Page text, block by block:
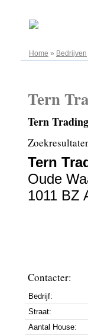
Home » Bedrijven
Tern
Tern
Tern
Oude
1011 BZ
Contacter:
Bedrijf:
Straat:
Aantal House: